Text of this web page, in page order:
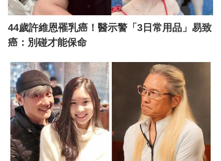
44歲許維恩罹乳癌！醫示警「3日常用品」易致
癌：別碰才能保命